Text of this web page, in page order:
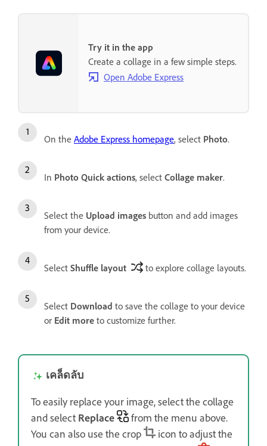
Try it in the app
Create a collage in a few simple steps.
Open Adobe Express
On the Adobe Express homepage, select Photo.
In Photo Quick actions, select Collage maker.
Select the Upload images button and add images
from your device.
Select Shuffle layout to explore collage layouts.
Select Download to save the collage to your device
or Edit more to customize further.
เคล็ดลับ
To easily replace your image, select the collage
and select Replace
from the menu above.
You can also use the crop
icon to adjust the